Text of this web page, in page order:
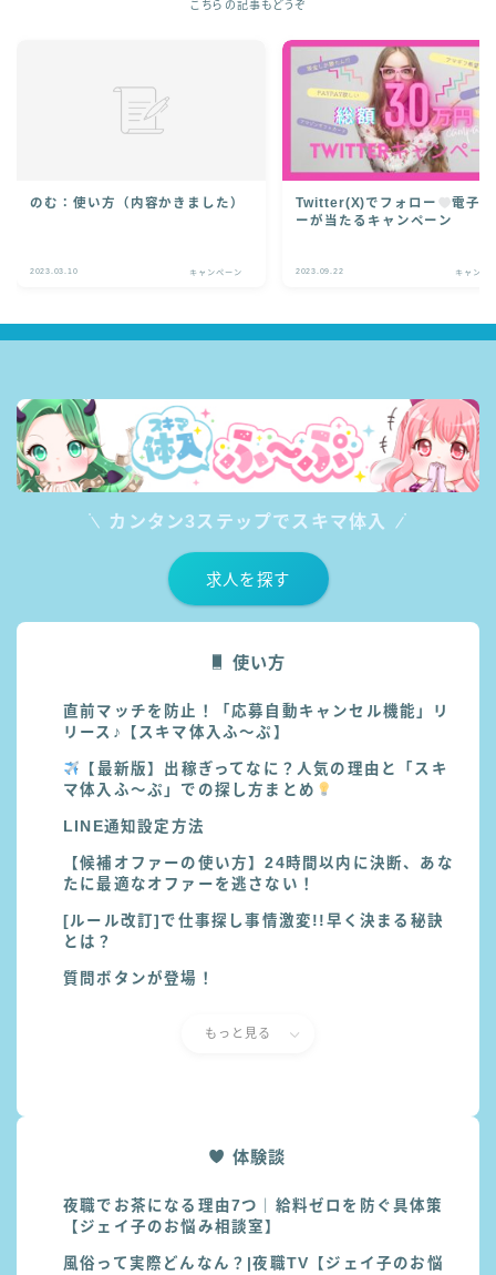
こちらの記事もどうぞ
のむ：使い方（内容かきました）
2023.03.10 キャンペーン
Twitter(X)でフォロー
電子
ーが当たるキャンペーン
2023.09.22 キャンペ
カンタン3ステップでスキマ体入
求人を探す
使い方
直前マッチを防止！「応募自動キャンセル機能」リ
リース♪【スキマ体入ふ～ぷ】
【最新版】出稼ぎってなに？人気の理由と「スキ
マ体入ふ〜ぷ」での探し方まとめ
LINE通知設定方法
【候補オファーの使い方】24時間以内に決断、あな
たに最適なオファーを逃さない！
[ルール改訂]で仕事探し事情激変!!早く決まる秘訣
とは？
質問ボタンが登場！
もっと見る
体験談
夜職でお茶になる理由7つ｜給料ゼロを防ぐ具体策
【ジェイ子のお悩み相談室】
風俗って実際どんなん？|夜職TV【ジェイ子のお悩